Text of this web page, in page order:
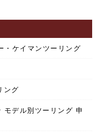
ケイマンツーリング
ング
デル別ツーリング 申